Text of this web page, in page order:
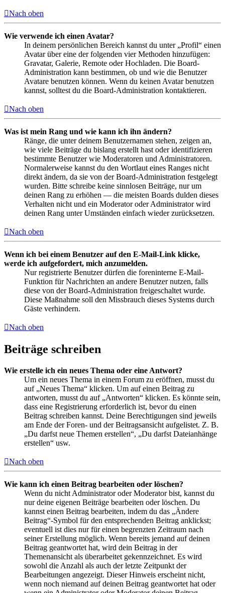
Nach oben
Wie verwende ich einen Avatar?
In deinem persönlichen Bereich kannst du unter „Profil“ einen
Avatar über eine der folgenden vier Methoden hinzufügen:
Gravatar, Galerie, Remote oder Hochladen. Die Board-
Administration kann bestimmen, ob und wie die Benutzer
Avatare benutzen können. Wenn du keinen Avatar benutzen
kannst, solltest du die Board-Administration kontaktieren.
Nach oben
Was ist mein Rang und wie kann ich ihn ändern?
Ränge, die unter deinem Benutzernamen stehen, zeigen an,
wie viele Beiträge du bislang erstellt hast oder identifizieren
bestimmte Benutzer wie Moderatoren und Administratoren.
Normalerweise kannst du den Wortlaut eines Ranges nicht
direkt ändern, da sie von der Board-Administration festgelegt
wurden. Bitte schreibe keine sinnlosen Beiträge, nur um
deinen Rang zu erhöhen — die meisten Boards dulden dieses
Verhalten nicht und ein Moderator oder Administrator wird
deinen Rang unter Umständen einfach wieder zurücksetzen.
Nach oben
Wenn ich bei einem Benutzer auf den E-Mail-Link klicke,
werde ich aufgefordert, mich anzumelden.
Nur registrierte Benutzer dürfen die foreninterne E-Mail-
Funktion für Nachrichten an andere Benutzer nutzen, falls
diese von der Board-Administration freigeschaltet wurde.
Diese Maßnahme soll den Missbrauch dieses Systems durch
Gäste verhindern.
Nach oben
Beiträge schreiben
Wie erstelle ich ein neues Thema oder eine Antwort?
Um ein neues Thema in einem Forum zu eröffnen, musst du
auf „Neues Thema“ klicken. Um auf einen Beitrag zu
antworten, musst du auf „Antworten“ klicken. Es könnte sein,
dass eine Registrierung erforderlich ist, bevor du einen
Beitrag schreiben kannst. Deine Berechtigungen sind jeweils
am Ende der Foren- und der Beitragsansicht aufgelistet. Z. B.
„Du darfst neue Themen erstellen“, „Du darfst Dateianhänge
erstellen“ usw.
Nach oben
Wie kann ich einen Beitrag bearbeiten oder löschen?
Wenn du nicht Administrator oder Moderator bist, kannst du
nur deine eigenen Beiträge bearbeiten oder löschen. Du
kannst einen Beitrag bearbeiten, indem du das „Ändere
Beitrag“-Symbol für den entsprechenden Beitrag anklickst;
eventuell ist dies nur für einen begrenzten Zeitraum nach
seiner Erstellung möglich. Wenn bereits jemand auf deinen
Beitrag geantwortet hat, wird dein Beitrag in der
Themenansicht als überarbeitet gekennzeichnet. Es wird
sowohl die Anzahl als auch der letzte Zeitpunkt der
Bearbeitungen angezeigt. Dieser Hinweis erscheint nicht,
wenn noch niemand auf deinen Beitrag geantwortet hat oder